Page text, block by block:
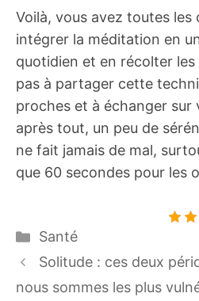
Voilà, vous avez toutes les
intégrer la méditation en
quotidien et en récolter les
pas à partager cette
proches et à échanger sur
après tout, un peu de
ne fait jamais de mal,
que 60 secondes pour les
Catégories
Santé
Solitude : ces deux
nous sommes les plus